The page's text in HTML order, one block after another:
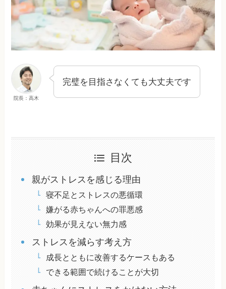
院長：高木
完璧を目指さなくても大丈夫です
目次
親がストレスを感じる理由
寝不足とストレスの悪循環
嫌がる赤ちゃんへの罪悪感
効果が見えない無力感
ストレスを減らす考え方
成長とともに改善するケースもある
できる範囲で続けることが大切